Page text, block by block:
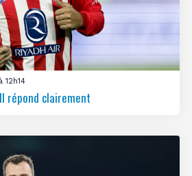
12h14
répond clairement